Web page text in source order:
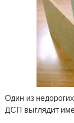
Один из
ДСП выглядит